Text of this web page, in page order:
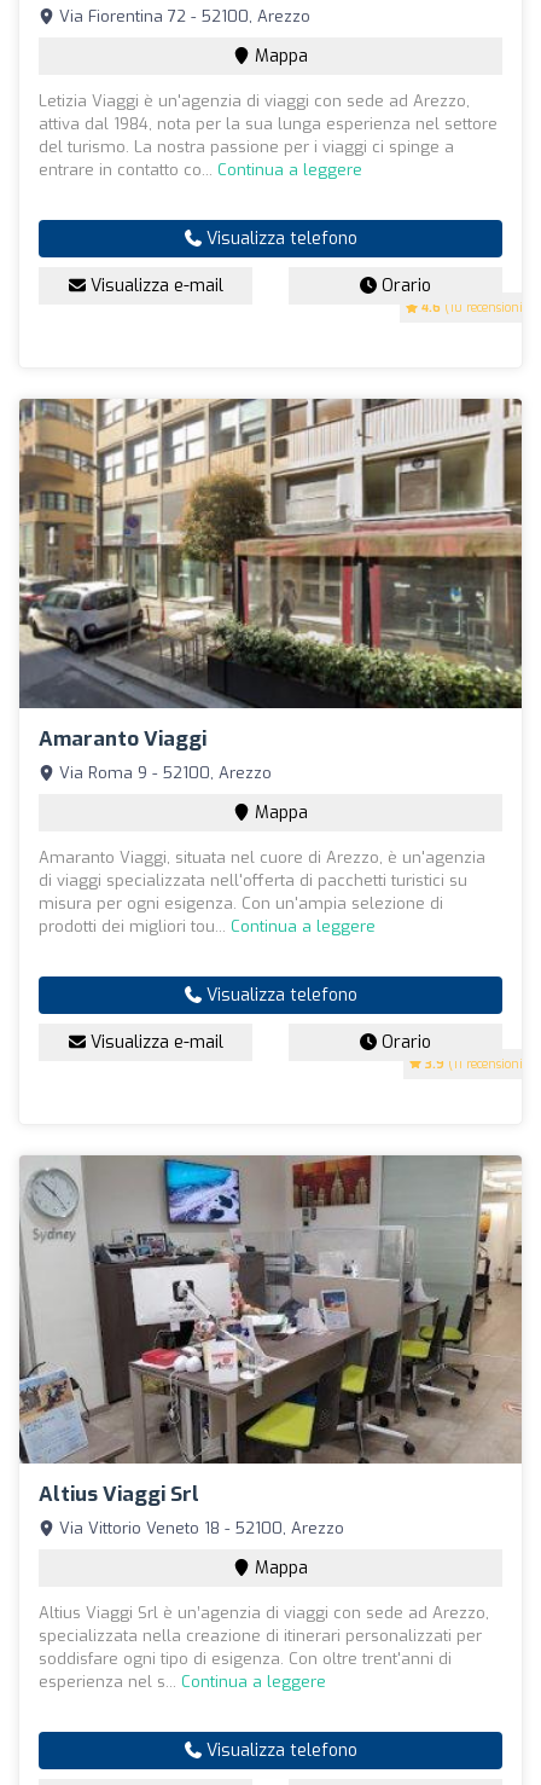
4.6 (10 recensioni)
Via Fiorentina 72 - 52100, Arezzo
Mappa
Letizia Viaggi è un'agenzia di viaggi con sede ad Arezzo,
attiva dal 1984, nota per la sua lunga esperienza nel settore
del turismo. La nostra passione per i viaggi ci spinge a
entrare in contatto co... Continua a leggere
Visualizza telefono
Visualizza e-mail Orario
Amaranto Viaggi
3.9 (11 recensioni)
Via Roma 9 - 52100, Arezzo
Mappa
Amaranto Viaggi, situata nel cuore di Arezzo, è un'agenzia
di viaggi specializzata nell'offerta di pacchetti turistici su
misura per ogni esigenza. Con un'ampia selezione di
prodotti dei migliori tou... Continua a leggere
Visualizza telefono
Visualizza e-mail Orario
Altius Viaggi Srl
Via Vittorio Veneto 18 - 52100, Arezzo
Mappa
Altius Viaggi Srl è un’agenzia di viaggi con sede ad Arezzo,
specializzata nella creazione di itinerari personalizzati per
soddisfare ogni tipo di esigenza. Con oltre trent'anni di
esperienza nel s... Continua a leggere
Visualizza telefono